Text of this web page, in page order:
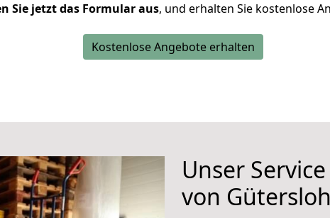
Sie jetzt das Formular aus, und erhalten Sie kostenlose
Kostenlose Angebote erhalten
Unser
von